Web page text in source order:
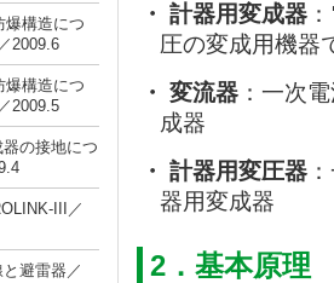
爆構造につ
2009.6
爆構造につ
2009.5
の接地につ
III／
避雷器／
・ 計器用変成器
圧の変成用機器
・ 変流器 ：一次
成器
・ 計器用変圧器
器用変成器
2．基本原理